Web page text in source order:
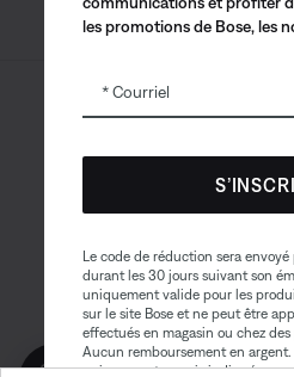
© Bose Corporation
Mention
Politique de
Conditions
Conditions
Déclaration sur
les promotions de Bose, les
Courriel
Le code de réduction sera
durant les 30 jours suivant son
uniquement valide pour les
sur le site Bose et ne peut être
effectués en magasin ou chez
Aucun remboursement en argent.
uniquement au prix indiqué au
Obtenez 10% de